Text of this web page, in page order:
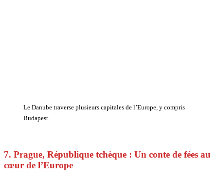
Le Danube traverse plusieurs capitales de l’Europe, y compris
Budapest.
7. Prague, République tchèque : Un conte de fées au
cœur de l’Europe